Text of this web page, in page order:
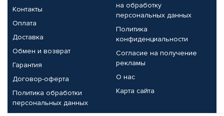
Контакты
Оплата
Доставка
Обмен и возврат
Гарантия
Договор-оферта
Политика обработки
персональных данных
на обработку
персональных данных
Политика
конфиденциальности
Согласие на получение
рекламы
О нас
Карта сайта